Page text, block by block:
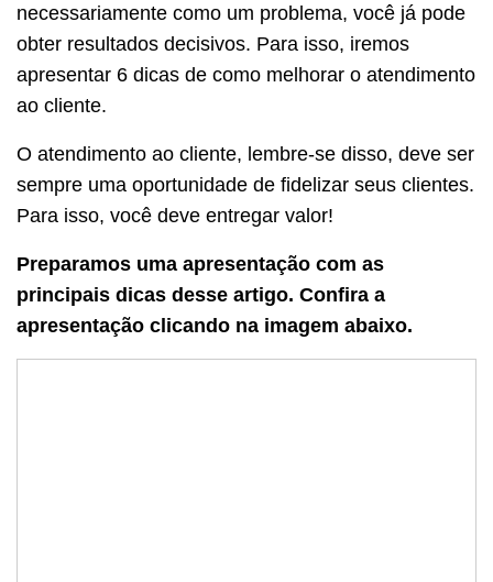
necessariamente como um problema, você já pode
obter resultados decisivos. Para isso, iremos
apresentar 6 dicas de como melhorar o atendimento
ao cliente.
O atendimento ao cliente, lembre-se disso, deve ser
sempre uma oportunidade de fidelizar seus clientes.
Para isso, você deve entregar valor!
Preparamos uma apresentação com as
principais dicas desse artigo. Confira a
apresentação clicando na imagem abaixo.